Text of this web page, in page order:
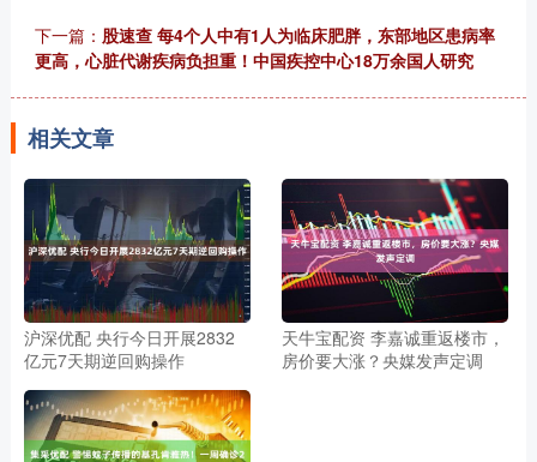
下一篇： 股速查 每4个人中有1人为临床肥胖，东部地区患病率
更高，心脏代谢疾病负担重！中国疾控中心18万余国人研究
相关文章
沪深优配 央行今日开展2832
亿元7天期逆回购操作
天牛宝配资 李嘉诚重返楼市，
房价要大涨？央媒发声定调